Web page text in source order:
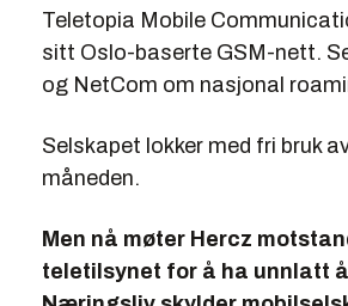
Teletopia Mobile
sitt Oslo-baserte GSM-nett.
og NetCom om nasjonal
Selskapet lokker med fri bruk
måneden.
Men nå møter Hercz
teletilsynet for å ha unnlatt